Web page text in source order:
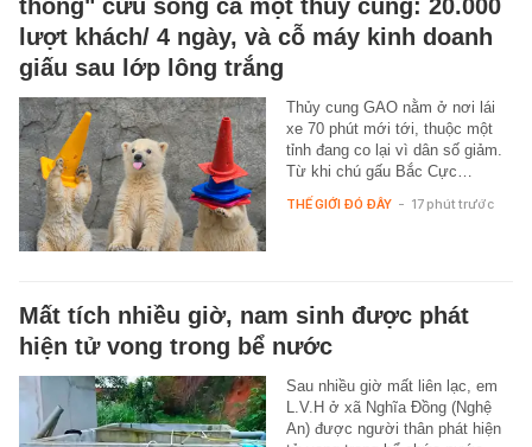
thông" cứu sống cả một thủy cung: 20.000
lượt khách/ 4 ngày, và cỗ máy kinh doanh
giấu sau lớp lông trắng
Thủy cung GAO nằm ở nơi lái
xe 70 phút mới tới, thuộc một
tỉnh đang co lại vì dân số giảm.
Từ khi chú gấu Bắc Cực…
THẾ GIỚI ĐÓ ĐÂY - 17 phút trước
Mất tích nhiều giờ, nam sinh được phát
hiện tử vong trong bể nước
Sau nhiều giờ mất liên lạc, em
L.V.H ở xã Nghĩa Đồng (Nghệ
An) được người thân phát hiện